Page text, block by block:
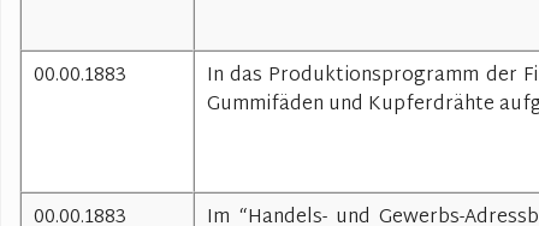
00.00.1883
In das Produktionsprogramm der
Gummifäden und Kupferdrähte
00.00.1883
Im “Handels- und Gewerbs-